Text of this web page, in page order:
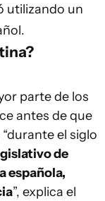
utilizando un
parte de los
antes de que
el siglo
de
española,
”, explica el